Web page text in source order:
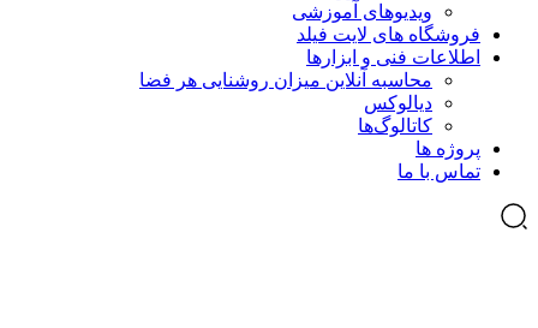
ویدیوهای آموزشی
فروشگاه های لایت فیلد
اطلاعات فنی و ابزارها
محاسبه آنلاین میزان روشنایی هر فضا
دیالوکس
کاتالوگ‌ها
پروژه ها
تماس با ما